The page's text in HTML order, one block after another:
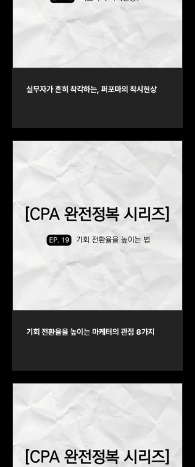
실무자가 흔히 착각하는, 퍼포마의 착시현상
기회 전환율을 높이는 마케터의 관점 8가지